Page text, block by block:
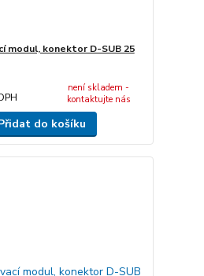
modul, konektor D-SUB 25
není skladem -
kontaktujte nás
do košíku